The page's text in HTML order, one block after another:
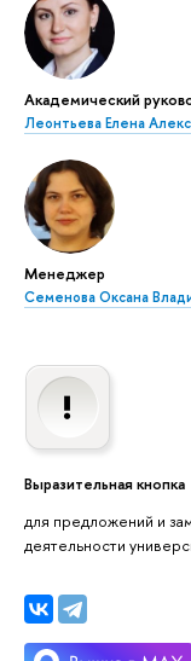
Академический
Леонтьева Елена
Менеджер
Семенова Оксана
Выразительная кнопка
для предложений и
деятельности